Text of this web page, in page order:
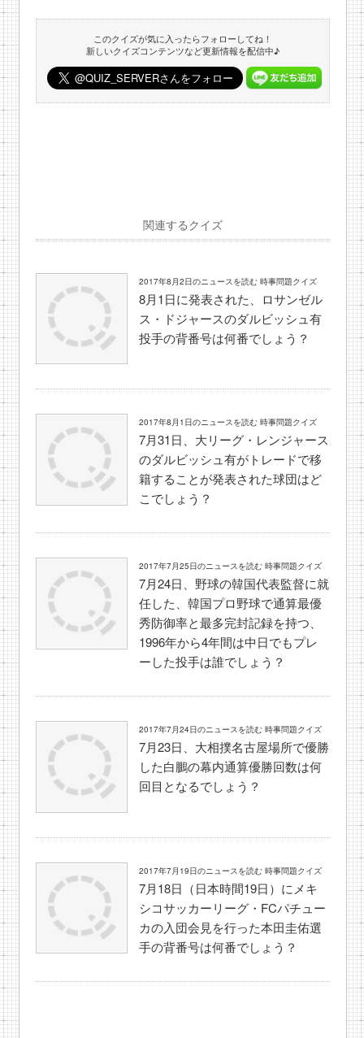
このクイズが気に入ったらフォローしてね！
新しいクイズコンテンツなど更新情報を配信中♪
関連するクイズ
2017年8月2日のニュースを読む 時事問題クイズ
8月1日に発表された、ロサンゼル
ス・ドジャースのダルビッシュ有
投手の背番号は何番でしょう？
2017年8月1日のニュースを読む 時事問題クイズ
7月31日、大リーグ・レンジャース
のダルビッシュ有がトレードで移
籍することが発表された球団はど
こでしょう？
2017年7月25日のニュースを読む 時事問題クイズ
7月24日、野球の韓国代表監督に就
任した、韓国プロ野球で通算最優
秀防御率と最多完封記録を持つ、
1996年から4年間は中日でもプレ
ーした投手は誰でしょう？
2017年7月24日のニュースを読む 時事問題クイズ
7月23日、大相撲名古屋場所で優勝
した白鵬の幕内通算優勝回数は何
回目となるでしょう？
2017年7月19日のニュースを読む 時事問題クイズ
7月18日（日本時間19日）にメキ
シコサッカーリーグ・FCパチュー
カの入団会見を行った本田圭佑選
手の背番号は何番でしょう？